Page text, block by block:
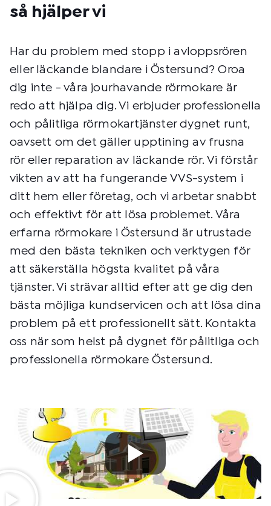
så hjälper vi
Har du problem med stopp i avloppsrören
eller läckande blandare i Östersund? Oroa
dig inte - våra jourhavande rörmokare är
redo att hjälpa dig. Vi erbjuder professionella
och pålitliga rörmokartjänster dygnet runt,
oavsett om det gäller upptining av frusna
rör eller reparation av läckande rör. Vi förstår
vikten av att ha fungerande VVS-system i
ditt hem eller företag, och vi arbetar snabbt
och effektivt för att lösa problemet. Våra
erfarna rörmokare i Östersund är utrustade
med den bästa tekniken och verktygen för
att säkerställa högsta kvalitet på våra
tjänster. Vi strävar alltid efter att ge dig den
bästa möjliga kundservicen och att lösa dina
problem på ett professionellt sätt. Kontakta
oss när som helst på dygnet för pålitliga och
professionella rörmokare Östersund.